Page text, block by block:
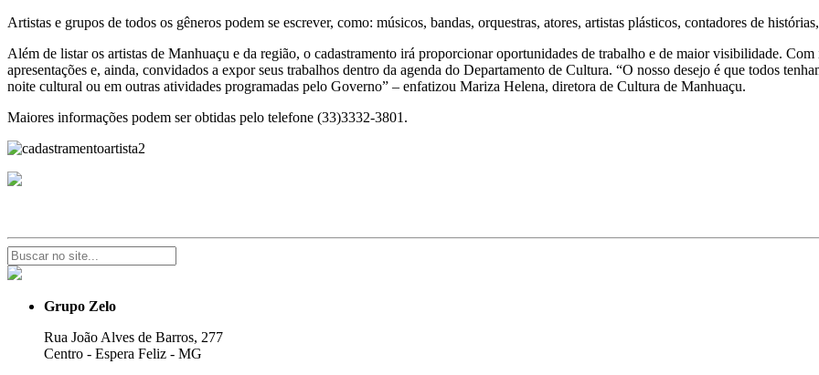
Artistas e grupos de todos os gêneros podem se escrever, como: músicos, bandas, orquestras, atores, artistas plásticos, contadores de
Além de listar os artistas de Manhuaçu e da região, o cadastramento irá proporcionar oportunidades de trabalho e de maior visibilidade.
apresentações e, ainda, convidados a expor seus trabalhos dentro da agenda do Departamento de Cultura. “O nosso desejo é que todos
noite cultural ou em outras atividades programadas pelo Governo” – enfatizou Mariza Helena, diretora de Cultura de Manhuaçu.
Maiores informações podem ser obtidas pelo telefone (33)3332-3801.
Grupo Zelo
Rua João Alves de Barros, 277
Centro - Espera Feliz - MG